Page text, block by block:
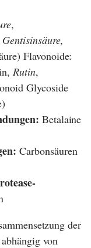
,
Gentisinsäure,
Flavonoide:
Rutin,
Glycoside
Betalaine
Carbonsäuren
der
von